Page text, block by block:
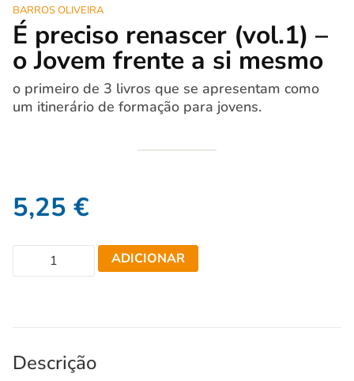
BARROS OLIVEIRA
É preciso renascer (vol.1) –
o Jovem frente a si mesmo
o primeiro de 3 livros que se apresentam como
um itinerário de formação para jovens.
5,25 €
ADICIONAR
Descrição